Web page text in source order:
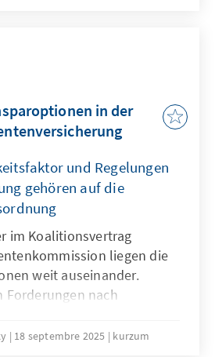
der Forschung als
Goldstandard – rücken
Überfall Russlands auf
mehr in den Fokus.
in der
und Regelungen
gehören auf die
im Koalitionsvertrag
liegen die
weit auseinander.
Forderungen nach
abgelehnt. Eine
18 septembre 2025 kurzum